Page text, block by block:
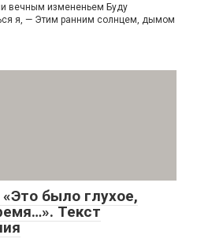
вечным измененьем Буду
я, — Этим ранним солнцем, дымом
было глухое,
Текст